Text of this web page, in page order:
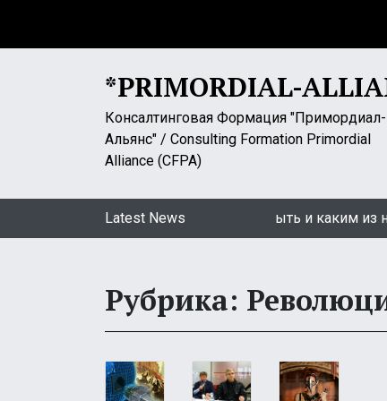
i
t
*PRIMORDIAL-
Консалтинговая Формация "Примордиал-
Альянс" / Consulting Formation Primordial
Alliance (CFPA)
Latest News
«Самоизоляция». Какой ей быть и каким из нее
Рубрика: